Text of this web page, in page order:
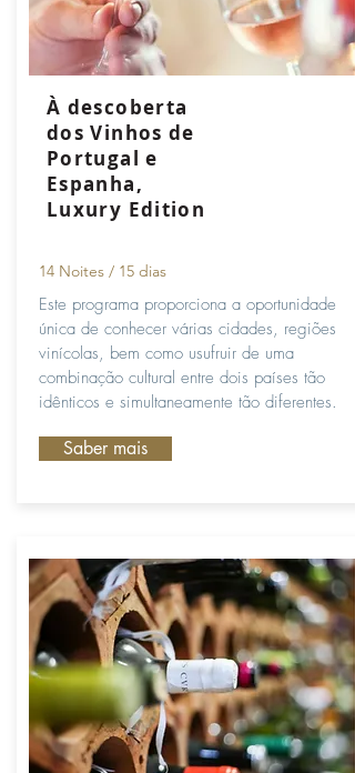
À descoberta
dos Vinhos de
Portugal e
Espanha,
Luxury Edition
14 Noites / 15 dias
Este programa proporciona a oportunidade
única de conhecer várias cidades, regiões
vinícolas, bem como usufruir de uma
combinação cultural entre dois países tão
idênticos e simultaneamente tão diferentes.
Saber mais